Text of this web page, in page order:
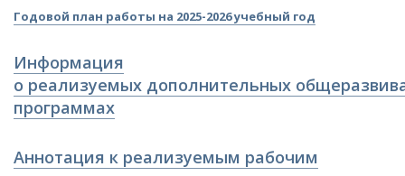
​​​​​​​Годовой план работы на 2025-2026 учебный год​​​​​​​
​Информация
о реализуемых дополнительных
программах
​​​​Аннотация к реализуемым рабочим